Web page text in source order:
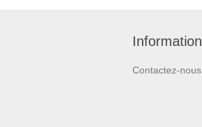
Information
Contactez-nous